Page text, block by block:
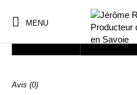
MENU
quantité de SAUCISSE SECHE DE
Avis (0)